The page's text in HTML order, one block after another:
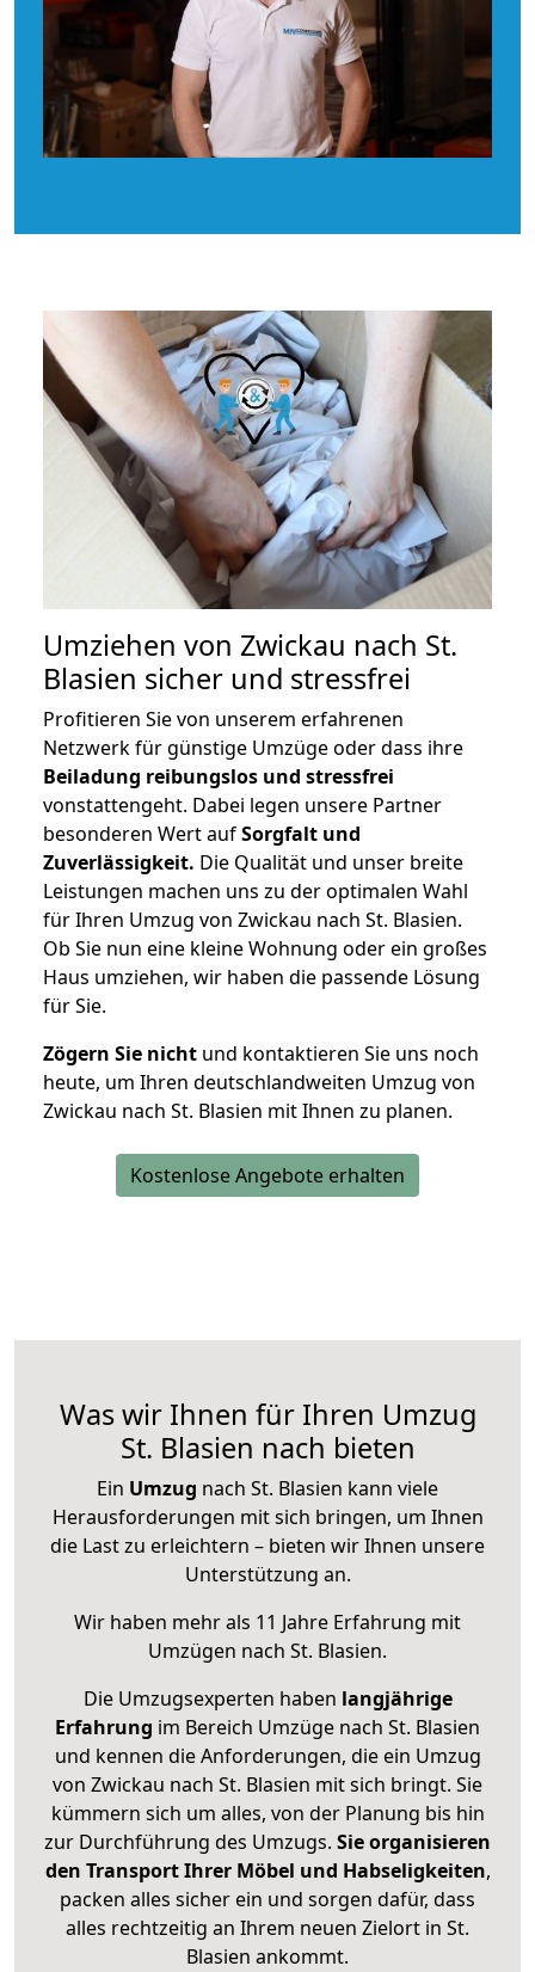
Umziehen von Zwickau nach St.
Blasien sicher und stressfrei
Profitieren Sie von unserem erfahrenen
Netzwerk für günstige Umzüge oder dass ihre
Beiladung reibungslos und stressfrei
vonstattengeht. Dabei legen unsere Partner
besonderen Wert aufSorgfalt und
Zuverlässigkeit. Die Qualität und unser breite
Leistungen machen uns zu der optimalen Wahl
für Ihren Umzug von Zwickau nach St. Blasien.
Ob Sie nun eine kleine Wohnung oder ein großes
Haus umziehen, wir haben die passende Lösung
für Sie.
Zögern Sie nicht und kontaktieren Sie uns noch
heute, um Ihren deutschlandweiten Umzug von
Zwickau nach St. Blasien mit Ihnen zu planen.
Kostenlose Angebote erhalten
Was wir Ihnen für Ihren Umzug
St. Blasien nach bieten
Ein Umzug nach St. Blasien kann viele
Herausforderungen mit sich bringen, um Ihnen
die Last zu erleichtern – bieten wir Ihnen unsere
Unterstützung an.
Wir haben mehr als 11 Jahre Erfahrung mit
Umzügen nach St. Blasien.
Die Umzugsexperten haben langjährige
Erfahrung im Bereich Umzüge nach St. Blasien
und kennen die Anforderungen, die ein Umzug
von Zwickau nach St. Blasien mit sich bringt. Sie
kümmern sich um alles, von der Planung bis hin
zur Durchführung des Umzugs. Sie organisieren
den Transport Ihrer Möbel und Habseligkeiten,
packen alles sicher ein und sorgen dafür, dass
alles rechtzeitig an Ihrem neuen Zielort in St.
Blasien ankommt.